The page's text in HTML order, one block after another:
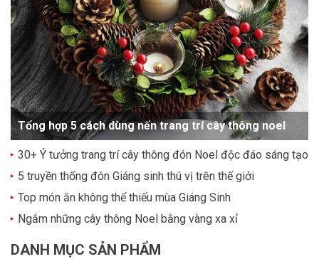
Tổng hợp 5 cách dùng nến trang trí cây thông noel
30+ Ý tưởng trang trí cây thông đón Noel độc đáo sáng tạo
5 truyền thống đón Giáng sinh thú vị trên thế giới
Top món ăn không thể thiếu mùa Giáng Sinh
Ngắm những cây thông Noel bằng vàng xa xỉ
DANH MỤC SẢN PHẨM